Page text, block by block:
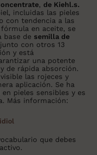
, de Kiehl.s.
incluidas las pieles
con tendencia a las
en aceite, se
base de semilla de
con otros 13
y está
una potente
de rápida absorción.
las rojeces y
aplicación. Se ha
pieles sensibles y es
Más información:
que debes